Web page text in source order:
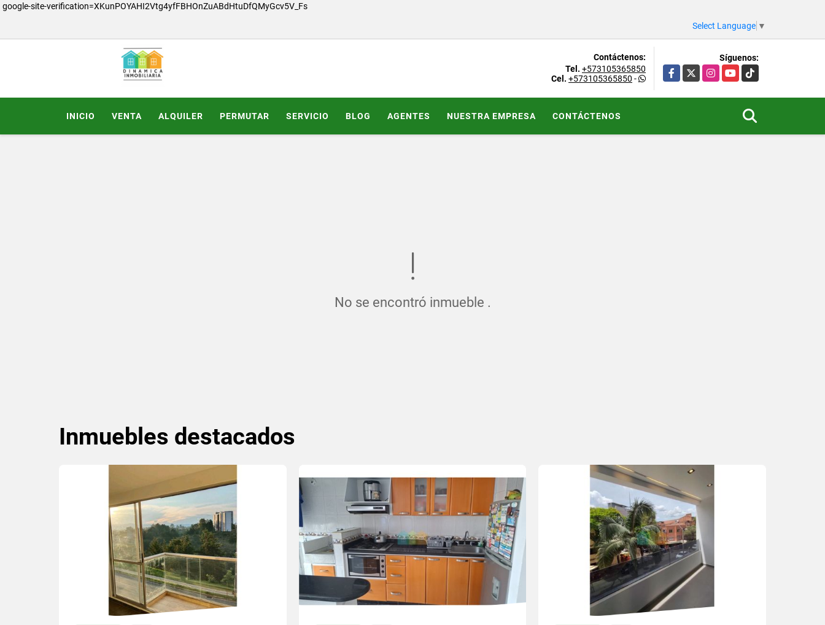
google-site-verification=XKunPOYAHI2Vtg4yfFBHOnZuABdHtuDfQMyGcv5V_Fs
Select Language ▼
Contáctenos:
Tel. +573105365850
Cel. +573105365850 -
Síguenos:
Facebook
X InstagramYouTubeTikTok
INICIO VENTA ALQUILER PERMUTAR SERVICIO BLOG AGENTES NUESTRA EMPRESA CONTÁCTENOS
No se encontró inmueble .
Inmuebles destacados